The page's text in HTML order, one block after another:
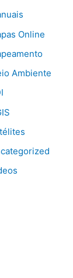
Online
Ambiente